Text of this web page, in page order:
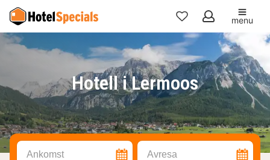
Mina
favoriter
menu
Hotell i Lermoos
Ankomst Avresa